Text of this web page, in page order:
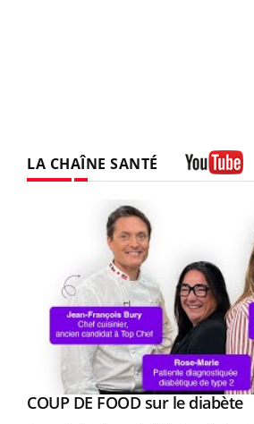
LA CHAÎNE SANTÉ
Youtube
COUP DE FOOD sur le diabète